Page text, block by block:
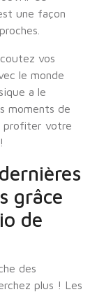
une façon
vos
le monde
a le
moments de
profiter votre
grâce
de
des
plus ! Les